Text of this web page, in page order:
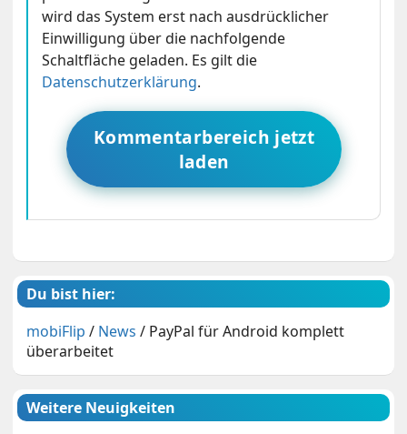
wird das System erst nach ausdrücklicher
Einwilligung über die nachfolgende
Schaltfläche geladen. Es gilt die
Datenschutzerklärung.
Kommentarbereich jetzt
laden
Du bist hier:
mobiFlip / News / PayPal für Android komplett
überarbeitet
Weitere Neuigkeiten